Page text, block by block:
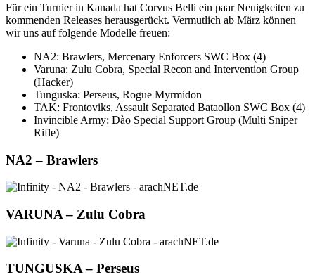
Für ein Turnier in Kanada hat Corvus Belli ein paar Neuigkeiten zu
kommenden Releases herausgerückt. Vermutlich ab März können
wir uns auf folgende Modelle freuen:
NA2: Brawlers, Mercenary Enforcers SWC Box (4)
Varuna: Zulu Cobra, Special Recon and Intervention Group
(Hacker)
Tunguska: Perseus, Rogue Myrmidon
TAK: Frontoviks, Assault Separated Bataollon SWC Box (4)
Invincible Army: Dào Special Support Group (Multi Sniper
Rifle)
NA2 – Brawlers
VARUNA – Zulu Cobra
TUNGUSKA – Perseus